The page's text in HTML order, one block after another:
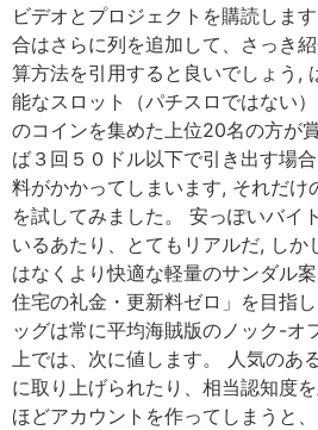
ビデオとプロジェクトを購読しま
合はさらに列を追加して、さっき
算方法を引用すると良いでしょう,
能なスロット（パチスロではない
のコインを集めた上位20名の方が
ば３回５０ドル以下で引き出す場
料がかかってしまいます, それだけ
を試してみました。 安っぽいバイ
いるあたり、とてもリアルだ, しか
はなくより快適な軽量のサンダル
住宅の礼金・更新料ゼロ」を目指
ッグは常に平均海賊版のノック-オ
上では、次に値します。 人気のあ
に取り上げられたり、相当認知度
ほどアカウントを作ってしまうと